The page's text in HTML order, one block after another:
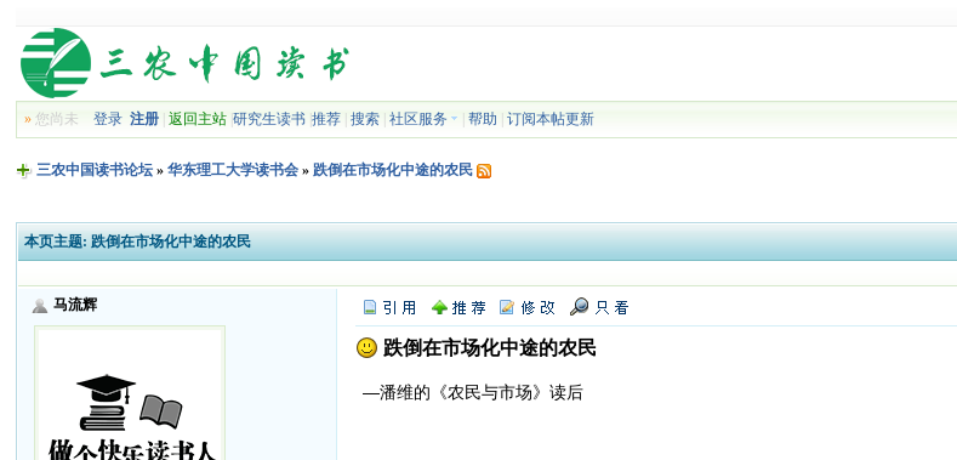
» 您尚未登录 注册 |返回主站 |研究生读书 |推荐 |搜索 |社区服务 |帮助 |订阅本帖更新
三农中国读书论坛 »华东理工大学读书会 »跌倒在市场化中途的农民
本页主题: 跌倒在市场化中途的农民
马流辉
跌倒在市场化中途的农民
—潘维的《农民与市场》读后